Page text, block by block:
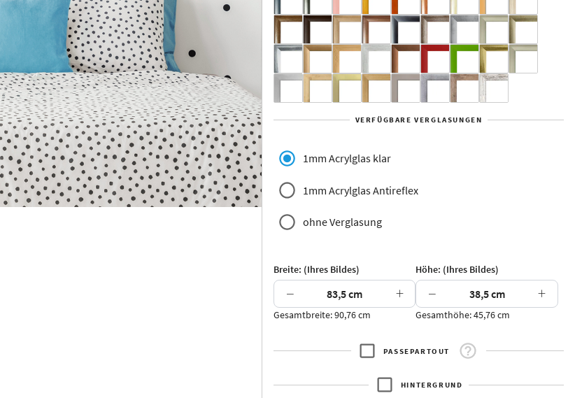
Aluminium
Yukon Alaska
Jersey Dauphine
Arran Luzern Andros Attika
VERFÜGBARE VERGLASUNGEN
1mm Acrylglas klar
1mm Acrylglas Antireflex
ohne Verglasung
Breite: (Ihres Bildes)
− +
Gesamtbreite: 90,76 cm
Höhe: (Ihres Bildes)
− +
Gesamthöhe: 45,76 cm
PASSEPARTOUT
HINTERGRUND